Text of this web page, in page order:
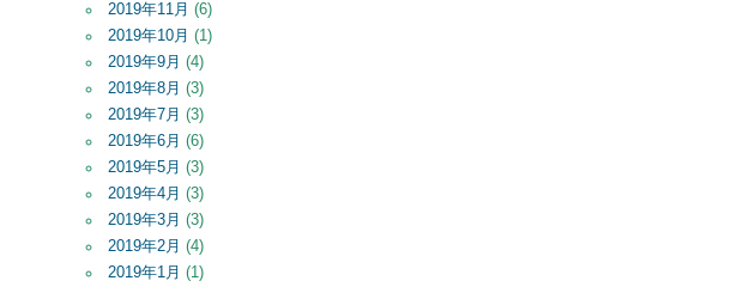
2019年11月 (6)
2019年10月 (1)
2019年9月 (4)
2019年8月 (3)
2019年7月 (3)
2019年6月 (6)
2019年5月 (3)
2019年4月 (3)
2019年3月 (3)
2019年2月 (4)
2019年1月 (1)